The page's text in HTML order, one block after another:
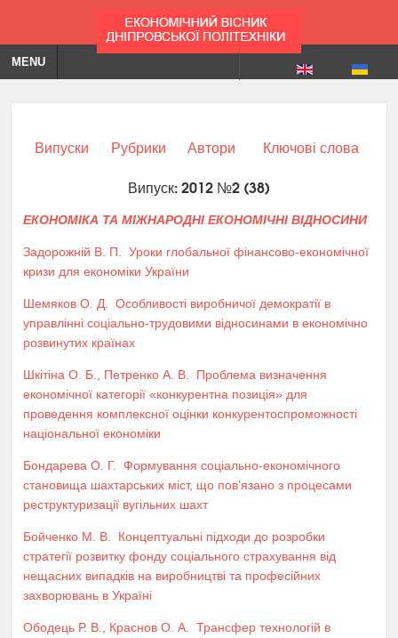
MENU
Випуски Рубрики Автори Ключові слова
Випуск: 2012 №2 (38)
ЕКОНОМІКА ТА МІЖНАРОДНІ ЕКОНОМІЧНІ ВІДНОСИНИ
Задорожній В. П.
Уроки глобальної фінансово-економічної
кризи для економіки України
Шемяков О. Д.
Особливості виробничої демократії в
управлінні соціально-трудовими відносинами в економічно
розвинутих країнах
Шкітіна О. Б. Петренко А. В.
Проблема визначення
економічної категорії «конкурентна позиція» для
проведення комплексної оцінки конкурентоспроможності
національної економіки
Бондарева О. Г.
Формування соціально-економічного
становища шахтарських міст, що пов’язано з процесами
реструктуризації вугільних шахт
Бойченко М. В.
Концептуальні підходи до розробки
стратегії розвитку фонду соціального страхування від
нещасних випадків на виробництві та професійних
захворювань в Україні
Ободець Р. В. Краснов О. А.
Трансфер технологій в